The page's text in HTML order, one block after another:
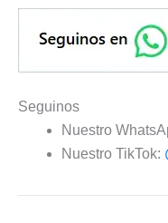
Seguinos
Nuestro
Nuestro TikTok: